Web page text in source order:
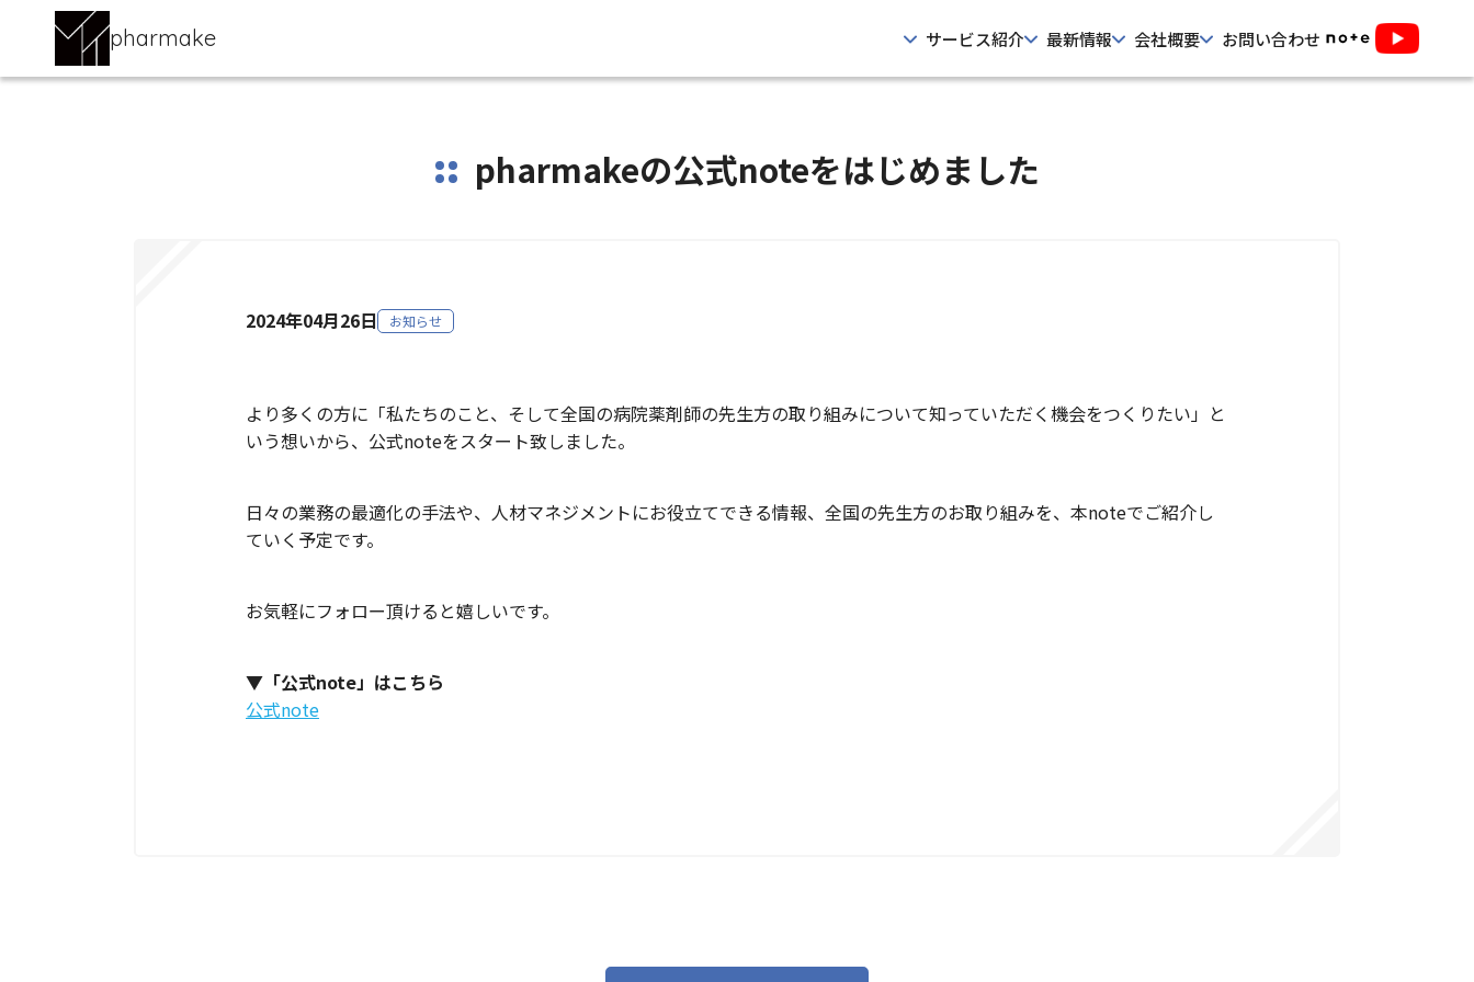
pharmake サービス紹介 最新情報 会社概要 お問い合わせ
pharmakeの公式noteをはじめました
2024年04月26日 お知らせ
より多くの方に「私たちのこと、そして全国の病院薬剤師の先生方の取り組みについて知っていただく機会をつくりたい」と
いう想いから、公式noteをスタート致しました。
日々の業務の最適化の手法や、人材マネジメントにお役立てできる情報、全国の先生方のお取り組みを、本noteでご紹介し
ていく予定です。
お気軽にフォロー頂けると嬉しいです。
▼「公式note」はこちら
公式note